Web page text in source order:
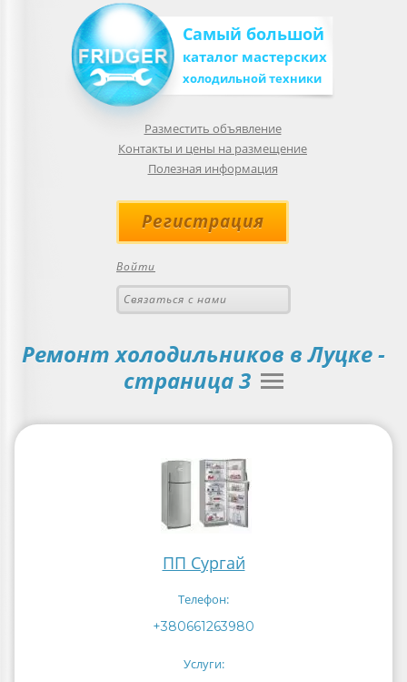
Самый большой
каталог мастерских
холодильной техники
Разместить объявление
Контакты и цены на размещение
Полезная информация
Регистрация
Войти
Связаться с нами
Ремонт холодильников вЛуцке-
страница 3
ПП Сургай
Телефон:
+380661263980
Услуги: